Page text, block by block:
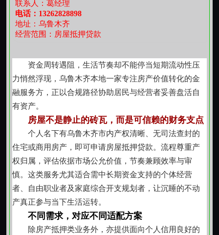
展从月月缴存，到急时可依，再到安家筑梦，每一步都
环环相扣，稳扎稳打。
面向持有有效营业执照、具备持续经营记录的个体
工商户及小微企业主，提供与实际经营流水、纳税情况
或进销存数据相匹配的资金支持。注重业务真实性与回
购备货、设备更新、旺季扩产等真实经营环节。
应对突发资金压力的稳妥响应机制
当面临医疗支出、子女教育、房屋修缮等不可预见
的刚性用款时，可启动快速响应流程。材料准备精简务
实，审核聚焦核心要件，节奏兼顾合规性与时效性。不
鼓励非理性举债，但尊重合理生活安排中的阶段性资金
缺口。
依托不动产价值的长期资金规划选项
对名下拥有乌鲁木齐市内合法产权住房的申请人，
可结合房产估值与使用年限，提供期限较长、利率相对
平稳的资金安排。房产作为增信参考，不改变实际居住
权益，办理过程依法依规，权属清晰，登记手续完备。
公积金缴存记录的价值延伸应用
联系人：葛经理
电话：13262828898
地址：乌鲁木齐
经营范围：房屋抵押贷款
资金周转遇阻，生活节奏却不能停当短期流动性压
力悄然浮现，乌鲁木齐本地一家专注房产价值转化的金
融服务方，正以合规路径协助居民与经营者妥善盘活自
有资产。
房屋不是静止的砖瓦，而是可信赖的财务支点
个人名下有乌鲁木齐市内产权清晰、无司法查封的
住宅或商用房产，即可申请房屋抵押贷款。流程尊重产
权归属，评估依据市场公允价值，节奏兼顾效率与审
慎。这类服务尤其适合需中长期资金支持的个体经营
者、自由职业者及家庭综合开支规划者，让沉睡的不动
产真正参与当下生活运转。
不同需求，对应不同适配方案
除房产抵押类业务外，亦提供面向个人信用良好的